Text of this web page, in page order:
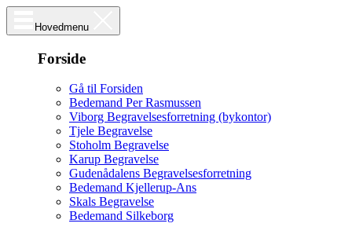
Hovedmenu
Forside
Gå til Forsiden
Bedemand Per Rasmussen
Viborg Begravelsesforretning (bykontor)
Tjele Begravelse
Stoholm Begravelse
Karup Begravelse
Gudenådalens Begravelsesforretning
Bedemand Kjellerup-Ans
Skals Begravelse
Bedemand Silkeborg